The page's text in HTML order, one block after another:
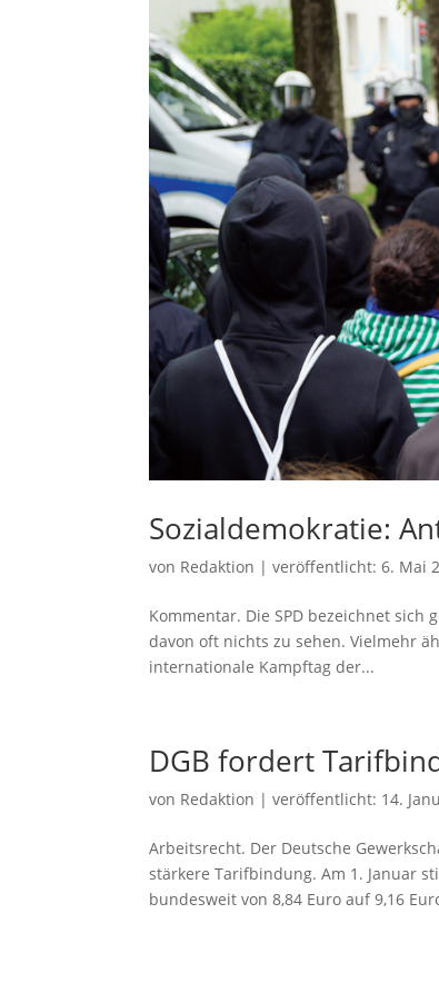
Sozialdemokratie:
von Redaktion |veröffentlicht:6. Mai
Kommentar. Die SPD bezeichnet sich
davon oft nichts zu sehen. Vielmehr
internationale Kampftag der...
DGB fordert
von Redaktion |veröffentlicht: 14.
Arbeitsrecht. Der Deutsche
stärkere Tarifbindung. Am 1. Januar
bundesweit von 8,84 Euro auf 9,16